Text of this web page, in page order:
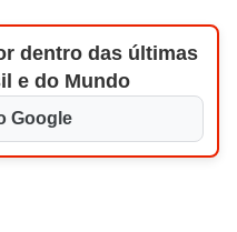
dentro das últimas
e do Mundo
Google